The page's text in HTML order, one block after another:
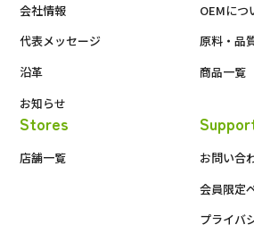
会社情報
代表メッセージ
沿革
お知らせ
OEMにつ
原料・品
商品一覧
Stores
店舗一覧
お問い合
会員限定
プライバ